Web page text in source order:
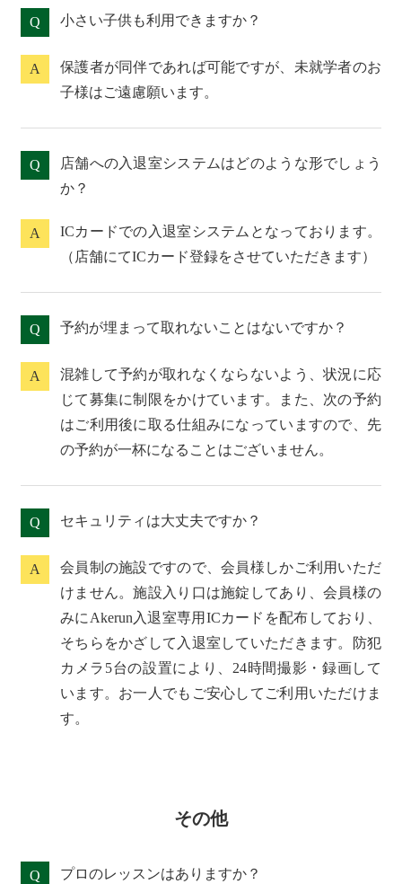
Q 小さい子供も利用できますか？
A
保護者が同伴であれば可能ですが、未就学者のお
子様はご遠慮願います。
Q
店舗への入退室システムはどのような形でしょう
か？
A
ICカードでの入退室システムとなっております。
（店舗にてICカード登録をさせていただきます）
Q 予約が埋まって取れないことはないですか？
A
混雑して予約が取れなくならないよう、状況に応
じて募集に制限をかけています。また、次の予約
はご利用後に取る仕組みになっていますので、先
の予約が一杯になることはございません。
Q セキュリティは大丈夫ですか？
A
会員制の施設ですので、会員様しかご利用いただ
けません。施設入り口は施錠してあり、会員様の
みにAkerun入退室専用ICカードを配布しており、
そちらをかざして入退室していただきます。防犯
カメラ5台の設置により、24時間撮影・録画して
います。お一人でもご安心してご利用いただけま
す。
その他
Q プロのレッスンはありますか？